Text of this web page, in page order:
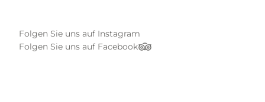
Folgen Sie uns auf Instagram
Folgen Sie uns auf Facebook
TripAdvisor